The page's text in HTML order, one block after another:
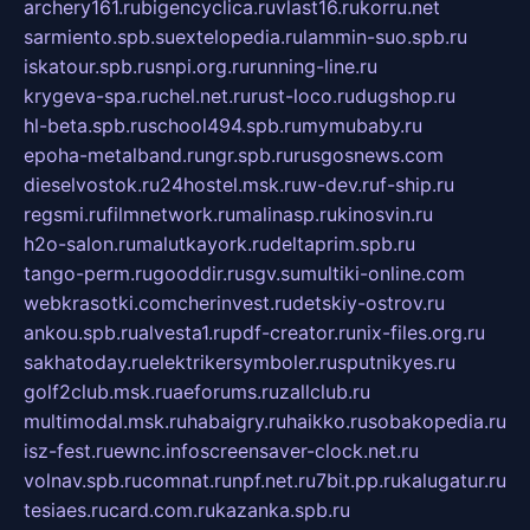
archery161.rubigencyclica.ruvlast16.rukorru.net
sarmiento.spb.suextelopedia.rulammin-suo.spb.ru
iskatour.spb.rusnpi.org.rurunning-line.ru
krygeva-spa.ruchel.net.rurust-loco.rudugshop.ru
hl-beta.spb.ruschool494.spb.rumymubaby.ru
epoha-metalband.rungr.spb.rurusgosnews.com
dieselvostok.ru24hostel.msk.ruw-dev.ruf-ship.ru
regsmi.rufilmnetwork.rumalinasp.rukinosvin.ru
h2o-salon.rumalutkayork.rudeltaprim.spb.ru
tango-perm.rugooddir.rusgv.sumultiki-online.com
webkrasotki.comcherinvest.rudetskiy-ostrov.ru
ankou.spb.rualvesta1.rupdf-creator.runix-files.org.ru
sakhatoday.ruelektrikersymboler.rusputnikyes.ru
golf2club.msk.ruaeforums.ruzallclub.ru
multimodal.msk.ruhabaigry.ruhaikko.rusobakopedia.ru
isz-fest.ruewnc.infoscreensaver-clock.net.ru
volnav.spb.rucomnat.runpf.net.ru7bit.pp.rukalugatur.ru
tesiaes.rucard.com.rukazanka.spb.ru